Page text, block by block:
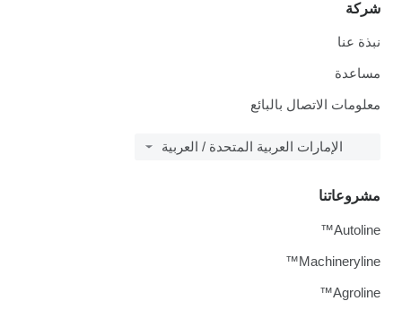
شركة
نبذة عنا
مساعدة
معلومات الاتصال بالبائع
الإمارات العربية المتحدة / العربية
مشروعاتنا
Autoline™
Machineryline™
Agroline™